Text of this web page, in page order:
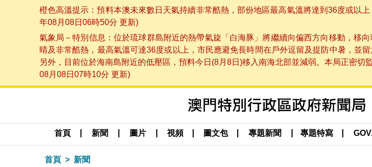
橙色高溫提示：預料本澳未來數日天氣持續非常酷熱，部份地區最高氣溫將達到36度或以
年08月08日06時50分 更新)
氣象局－特別信息：位於琉球群島附近的熱帶氣旋「白海豚」將繼續向偏西方向移動，移
晴及非常酷熱，最高氣溫可達36度或以上，市民應避免長時間在戶外逗留及提防中暑，並
另外，目前位於海南島附近的低壓區，預料今日(8月8日)移入南海北部並減弱。本局正密
08月08日07時10分 更新)
首頁 新聞 圖片 視頻 圖文包 專題新聞 專題特寫
首頁 新聞